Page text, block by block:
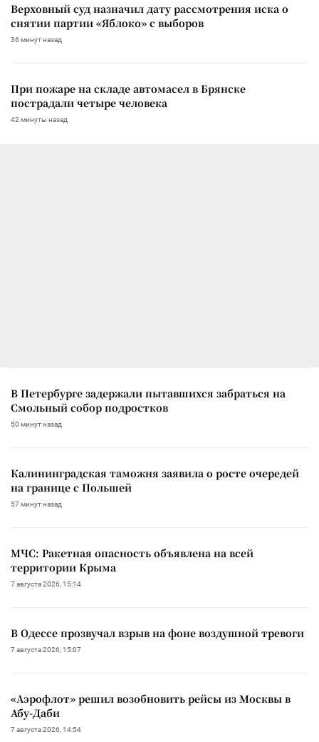
Верховный суд назначил дату рассмотрения иска о
снятии партии «Яблоко» с выборов
36 минут назад
При пожаре на складе автомасел в Брянске
пострадали четыре человека
42 минуты назад
В Петербурге задержали пытавшихся забраться на
Смольный собор подростков
50 минут назад
Калининградская таможня заявила о росте очередей
на границе с Польшей
57 минут назад
МЧС: Ракетная опасность объявлена на всей
территории Крыма
7 августа 2026, 15:14
В Одессе прозвучал взрыв на фоне воздушной тревоги
7 августа 2026, 15:07
«Аэрофлот» решил возобновить рейсы из Москвы в
Абу-Даби
7 августа 2026, 14:54